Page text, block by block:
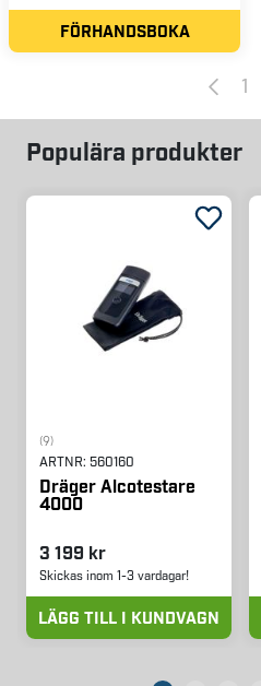
FÖRHANDSBOKA
1
Populära produkter
(9)
ARTNR: 560160
Dräger Alcotestare
4000
3 199 kr
Skickas inom 1-3 vardagar!
LÄGG TILL I KUNDVAGN